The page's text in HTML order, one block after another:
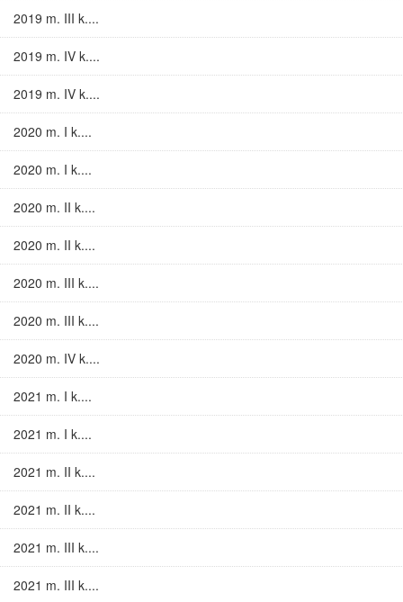
2019 m. III k....
2019 m. IV k....
2019 m. IV k....
2020 m. I k....
2020 m. I k....
2020 m. II k....
2020 m. II k....
2020 m. III k....
2020 m. III k....
2020 m. IV k....
2021 m. I k....
2021 m. I k....
2021 m. II k....
2021 m. II k....
2021 m. III k....
2021 m. III k....